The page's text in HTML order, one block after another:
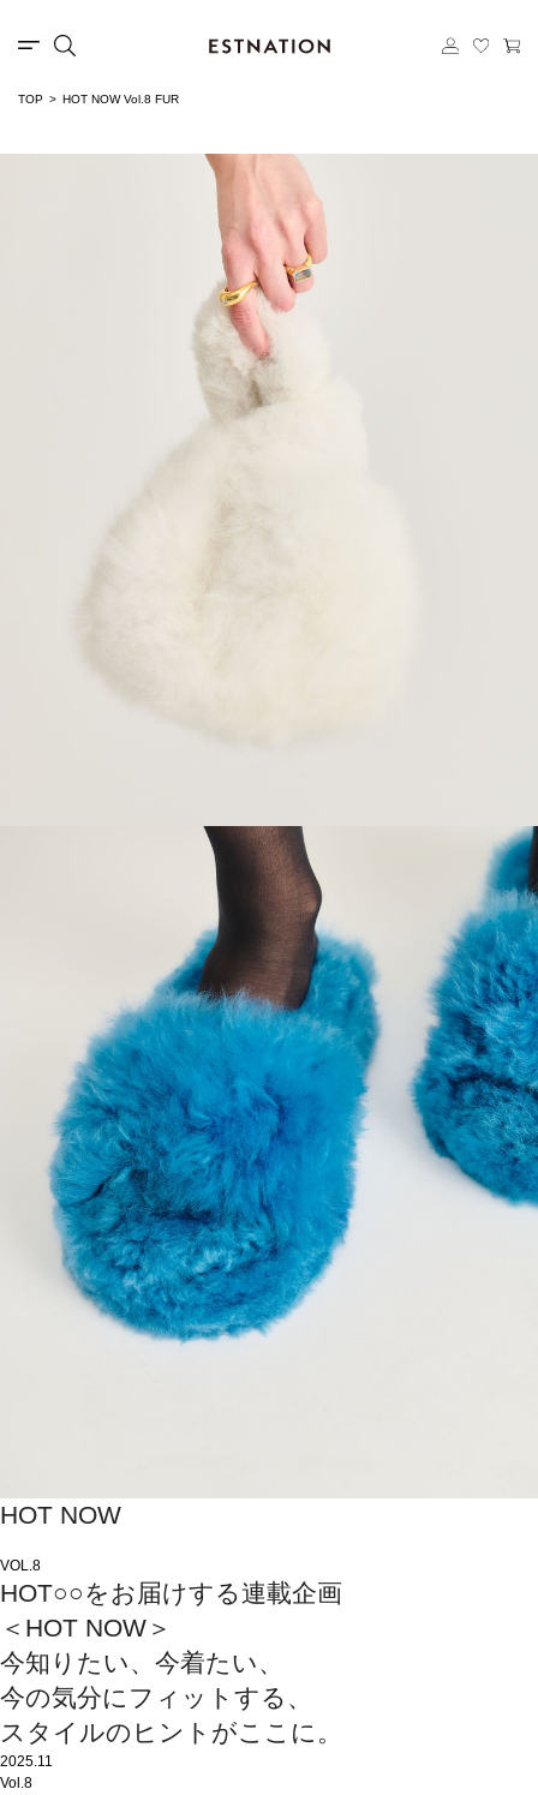
TOP HOT NOW Vol.8 FUR
HOT NOW
VOL.8
HOT○○をお届けする連載企画
＜HOT NOW＞
今知りたい、今着たい、
今の気分にフィットする、
スタイルのヒントがここに。
2025.11
Vol.8